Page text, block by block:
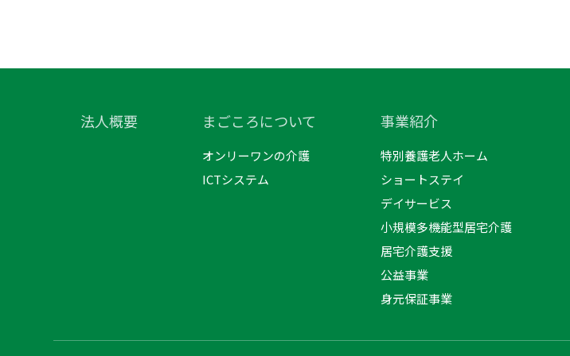
法人概要 まごころについて
オンリーワンの介護
ICTシステム
事業紹介
特別養護老人ホーム
ショートステイ
デイサービス
小規模多機能型居宅介護
居宅介護支援
公益事業
身元保証事業